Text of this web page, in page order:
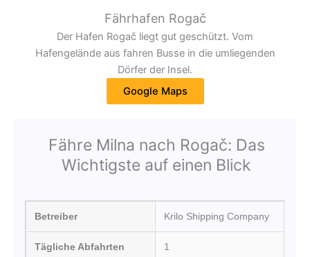
Fährhafen Rogač
Der Hafen Rogač liegt gut geschützt. Vom
Hafengelände aus fahren Busse in die umliegenden
Dörfer der Insel.
Google Maps
Fähre Milna nach Rogač: Das
Wichtigste auf einen Blick
Betreiber Krilo Shipping Company
Tägliche Abfahrten 1